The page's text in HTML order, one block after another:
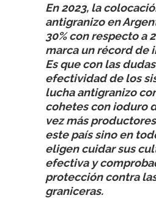
En 2023, la
antigranizo en
30% con respecto a
marca un récord de
Es que con las
efectividad de los
lucha antigranizo
cohetes con ioduro
vez más
este país sino en
eligen cuidar sus
efectiva y
protección contra
graniceras.